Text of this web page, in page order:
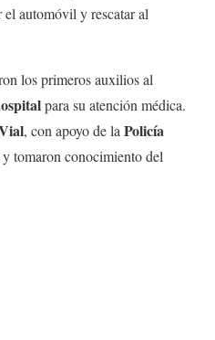
automóvil y rescatar al
los primeros auxilios al
para su atención médica.
, con apoyo de laPolicía
y tomaron conocimiento del